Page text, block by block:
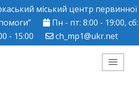
міський центр первинної
Пн - пт: 8:00 - 19:00, сб:
- 15:00
ch_mp1@ukr.net